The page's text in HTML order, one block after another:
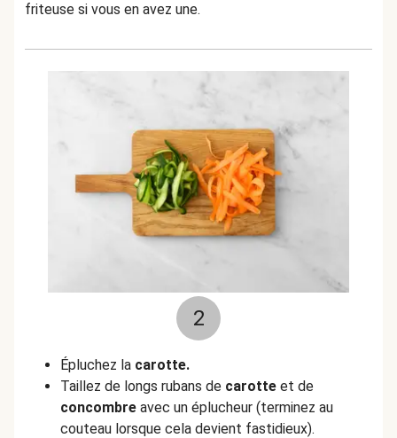
friteuse si vous en avez une.
2
Épluchez la carotte.
Taillez de longs rubans de carotte et de
concombre avec un éplucheur (terminez au
couteau lorsque cela devient fastidieux).